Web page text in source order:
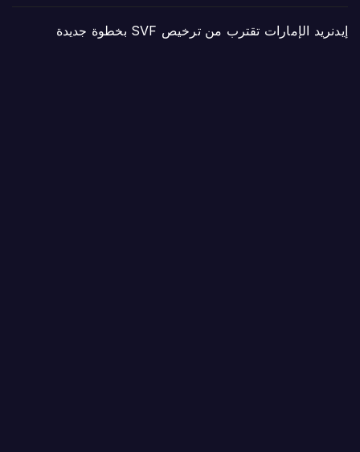
إيدنريد الإمارات تقترب من ترخيص SVF بخطوة جديدة